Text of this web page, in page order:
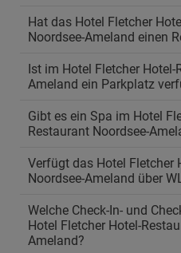
Hat das Hotel Fletcher
Noordsee-Ameland einen
Ist im Hotel Fletcher Hotel-
Ameland ein Parkplatz
Gibt es ein Spa im Hotel
Restaurant Noordsee-
Verfügt das Hotel Fletcher
Noordsee-Ameland über
Welche Check-In- und
Hotel Fletcher Hotel-
Ameland?